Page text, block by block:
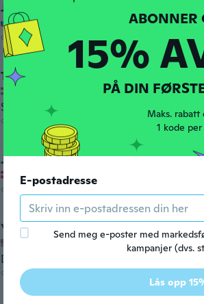
Janka
Ble med i 2018
ca. 2 år siden
Tamás
Ble med i 2016 omtaler · 1 opplastinger
Sajnos közel sem azt kaptam amit
ca. 2 år siden
Joanna
ca. 2 år siden
Yayoi
Ble med i 2017 omtaler opplastinger
Did not received item.
ca. 2 år siden
15%
PÅ DIN
Maks. rabatt
1 kode
E-postadresse
Send meg e-poster med
kampanjer (dvs.
Lås opp